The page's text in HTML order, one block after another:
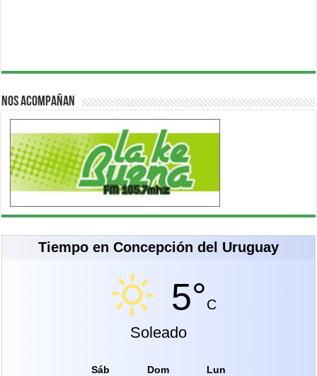
Nos acompañan
Tiempo en Concepción del Uruguay
5°C
Soleado
Sáb Dom Lun